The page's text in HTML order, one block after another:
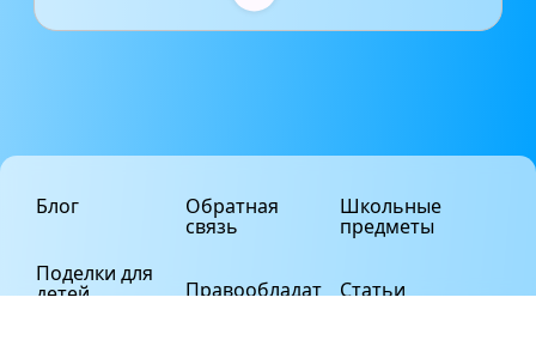
Блог
Поделки для
детей
Обратная
связь
Правообладат
Школьные
предметы
Статьи